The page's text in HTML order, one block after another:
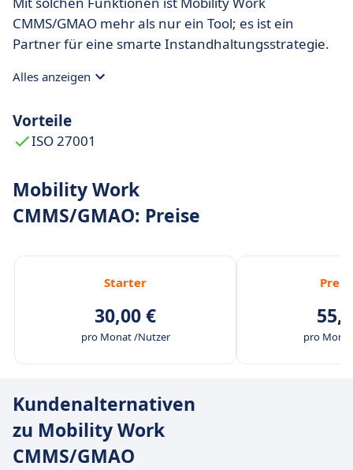
CMMS/GMAO mehr als nur ein Tool; es ist ein
Partner für eine smarte Instandhaltungsstrategie.
Alles anzeigen
Vorteile
ISO 27001
Mobility Work
CMMS/GMAO: Preise
Starter
30,00 €
pro Monat /Nutzer pro
Kundenalternativen
zu Mobility Work
CMMS/GMAO